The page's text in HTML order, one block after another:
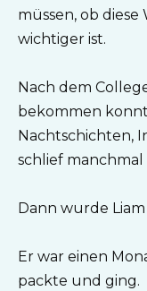
müssen, ob diese
wichtiger ist.
Nach dem
bekommen
Nachtschichten,
schlief
Dann wurde
Er war einen
packte und ging.